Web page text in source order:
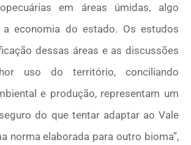
em áreas úmidas, algo
a economia do estado. Os estudos
dessas áreas e as discussões
uso do território, conciliando
e produção, representam um
do que tentar adaptar ao Vale
norma elaborada para outro bioma”,